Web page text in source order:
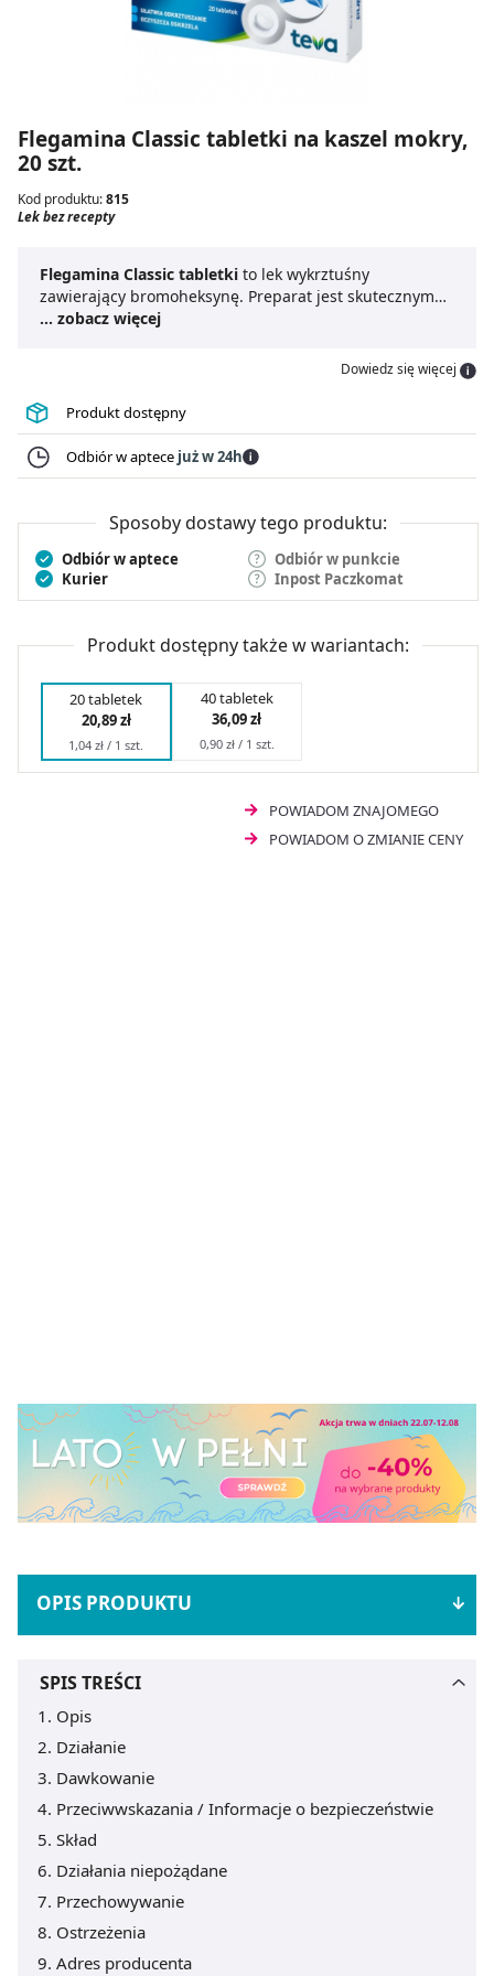
Flegamina Classic tabletki na kaszel mokry,
20 szt.
Kod produktu:815
Lek bez recepty
Flegamina Classic tabletki to lek wykrztuśny
zawierający bromoheksynę. Preparat jest skutecznym
rozwiązaniem dla osób borykających się z problemami
oddechowych. Działanie bromoheksyny w produkcie
rozrzedzaniu zalegającej wydzieliny w przypadku
kaszlu oraz problemów z oddychaniem. Dodatkowo
Flegamina w tabletkachmoże pomóc w zmniejszeniu
częstotliwości i intensywności kaszlu, co przyczynia się
tabletek może być przyjmowana przez dorosłych i dzieci
powyżej 3. roku życia.
... zobacz więcej
Dowiedz się więcej
Produkt dostępny
Odbiór w aptece już w 24h
Sposoby dostawy tego produktu:
Odbiór w aptece
Odbiór w punkcie
Kurier
Inpost Paczkomat
Produkt dostępny także w wariantach:
20 tabletek
20,89 zł
1,04 zł / 1 szt.
40 tabletek
36,09 zł
0,90 zł / 1 szt.
POWIADOM ZNAJOMEGO
POWIADOM O ZMIANIE CENY
OPIS PRODUKTU
SPIS TREŚCI
Opis
Działanie
Dawkowanie
Przeciwwskazania / Informacje o bezpieczeństwie
Skład
Działania niepożądane
Przechowywanie
Ostrzeżenia
Adres producenta